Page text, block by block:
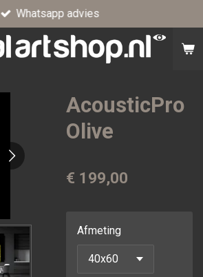
Whatsapp advies
AcousticPro
Olive
€ 199,00
Afmeting